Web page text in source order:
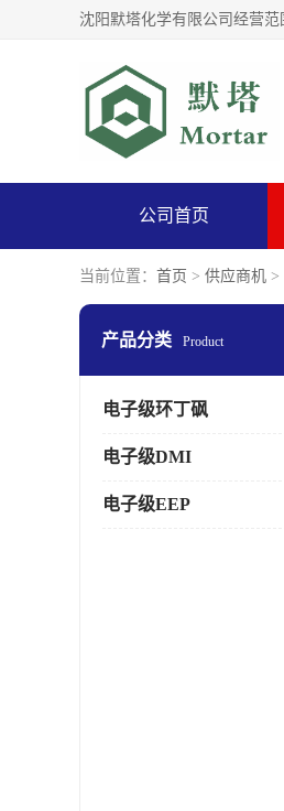
公司首页
当前位置： 首页 > 供应商机 >
产品分类 Product
电子级环丁砜
电子级DMI
电子级EEP